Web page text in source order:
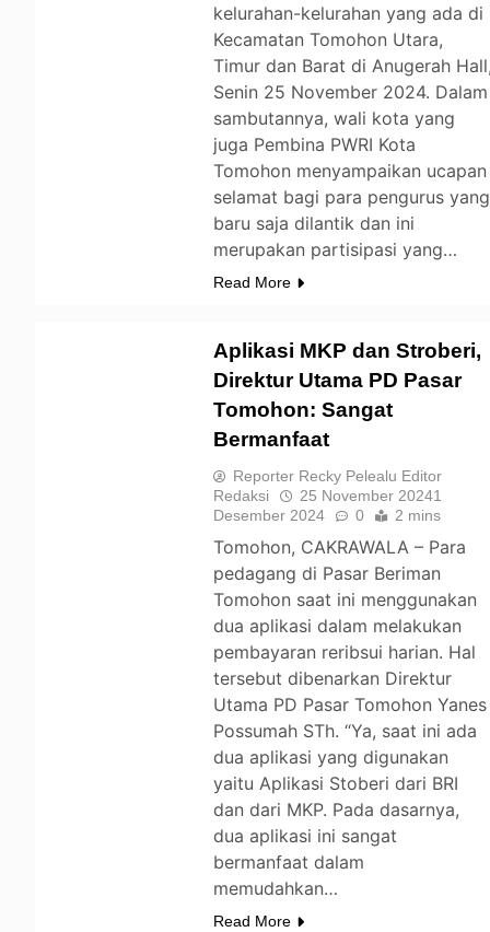
kelurahan-kelurahan yang ada di
Kecamatan Tomohon Utara,
Timur dan Barat di Anugerah
Senin 25 November 2024. Dalam
sambutannya, wali kota yang
juga Pembina PWRI Kota
Tomohon menyampaikan ucapan
selamat bagi para pengurus yang
baru saja dilantik dan ini
merupakan partisipasi yang…
Read More
Aplikasi MKP dan Stroberi,
Direktur Utama PD Pasar
Tomohon: Sangat
Bermanfaat
Reporter Recky Pelealu Editor
Redaksi
25 November 20241
Desember 2024
0 2 mins
Tomohon, CAKRAWALA – Para
pedagang di Pasar Beriman
Tomohon saat ini menggunakan
dua aplikasi dalam melakukan
pembayaran reribsui harian. Hal
tersebut dibenarkan Direktur
Utama PD Pasar Tomohon Yanes
Possumah STh. “Ya, saat ini ada
dua aplikasi yang digunakan
yaitu Aplikasi Stoberi dari BRI
dan dari MKP. Pada dasarnya,
dua aplikasi ini sangat
bermanfaat dalam
memudahkan…
Read More